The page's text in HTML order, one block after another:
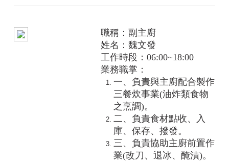
職稱：副主廚
姓名： 魏文發
工作時段：06:00~18:00
業務職掌：
一、負責與主廚配合製作
三餐炊事業(油炸類食物
之烹調)。
二、負責食材點收、入
庫、保存、撥發。
三、負責協助主廚前置作
業(改刀、退冰、醃漬)。